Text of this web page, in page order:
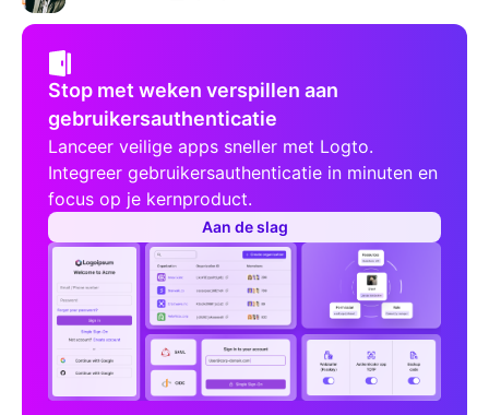
Stop met weken verspillen aan
gebruikersauthenticatie
Lanceer veilige apps sneller met Logto.
Integreer gebruikersauthenticatie in minuten en
focus op je kernproduct.
Aan de slag